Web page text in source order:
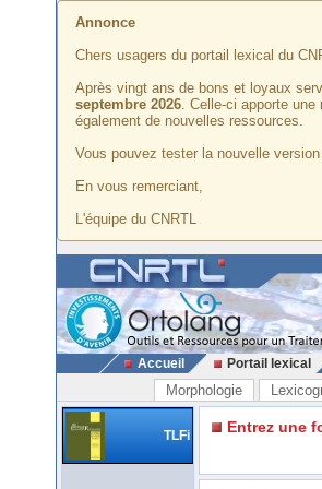
Annonce
Chers usagers du portail lexical du
Après vingt ans de bons et loyaux
septembre 2026. Celle-ci apporte
également de nouvelles ressources.
Vous pouvez tester la nouvelle
En vous remerciant,
L'équipe du CNRTL
Accueil Portail lexical
Morphologie
TLFi Entrez une